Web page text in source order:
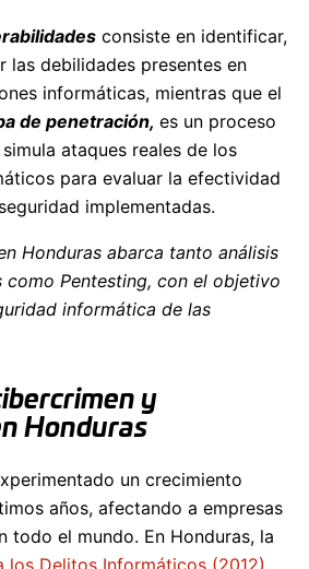
consiste en identificar,
las debilidades presentes en
informáticas, mientras que el
de penetración, es un proceso
ataques reales de los
para evaluar la efectividad
implementadas.
Honduras abarca tanto análisis
como Pentesting, con el objetivo
informática de las
y
Honduras
un crecimiento
años, afectando a empresas
todo el mundo. En Honduras, la
los Delitos Informáticos (2012)